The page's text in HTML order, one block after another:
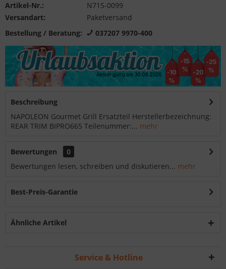
Artikel-Nr.:
N715-0099
Versandart:
Paketversand
Bestellung / Beratung:
037207 9970-400
Beschreibung
NAPOLEON Gourmet Grill Ersatzteil Herstellerbezeichnung:
REAR TRIM BIPRO665 Teilenummer:... mehr
Bewertungen
0
Bewertungen lesen, schreiben und diskutieren... mehr
Best-Preis-Garantie
Ähnliche Artikel
Service & Hotline